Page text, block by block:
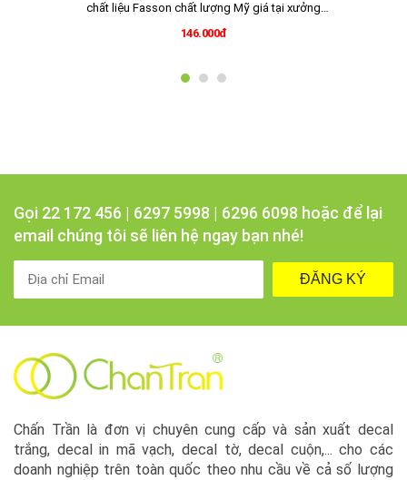
chất liệu Fasson chất lượng Mỹ giá tại xưởng
146.000đ
Gọi 22 172 456 | 6297 5998 | 6296 6098 hoặc để lại
email chúng tôi sẽ liên hệ ngay bạn nhé!
ĐĂNG KÝ
Chấn Trần là đơn vị chuyên cung cấp và sản xuất decal
trắng, decal in mã vạch, decal tờ, decal cuộn,... cho các
doanh nghiệp trên toàn quốc theo nhu cầu về cả số lượng